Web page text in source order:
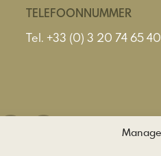
TELEFOONNUMMER
Tel. +33 (0) 3 20 74 65 40